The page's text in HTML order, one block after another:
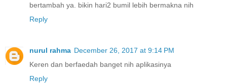
bertambah ya. bikin hari2 bumil lebih bermakna nih
Reply
nurul rahma December 26, 2017 at 9:14 PM
Keren dan berfaedah banget nih aplikasinya
Reply